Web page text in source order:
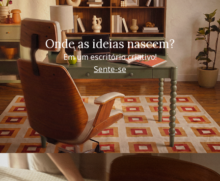
Onde as ideias nascem?
Em um escritório criativo!
Sente-se